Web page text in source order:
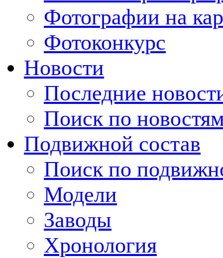
Фотографии на
Фотоконкурс
Новости
Последние
Поиск по
Подвижной состав
Поиск по
Модели
Заводы
Хронология